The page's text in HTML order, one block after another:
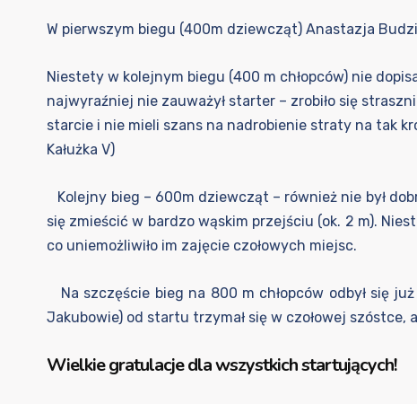
W pierwszym biegu (400m dziewcząt) Anastazja
Niestety w kolejnym biegu (400 m chłopców) nie
najwyraźniej nie zauważył starter – zrobiło się
starcie i nie mieli szans na nadrobienie straty na tak
Kałużka V)
Kolejny bieg – 600m dziewcząt – również nie był
się zmieścić w bardzo wąskim przejściu (ok. 2 m).
co uniemożliwiło im zajęcie czołowych miejsc.
Na szczęście bieg na 800 m chłopców odbył się
Jakubowie) od startu trzymał się w czołowej
Wielkie gratulacje dla wszystkich startujących!